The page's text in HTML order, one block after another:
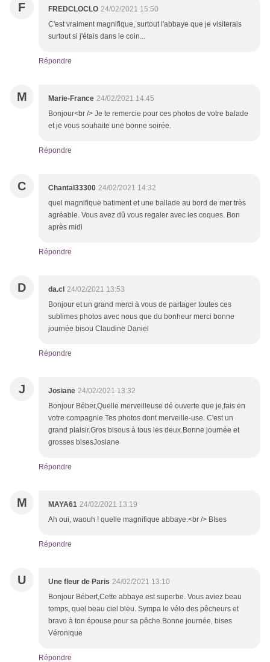
F FREDCLOCLO 24/02/2021 15:50
C'est vraiment magnifique, surtout l'abbaye que je visiterais
surtout si j'étais dans le coin...
Répondre
M Marie-France 24/02/2021 14:45
Bonjour<br /> Je te remercie pour ces photos de votre balade
et je vous souhaite une bonne soirée.
Répondre
C Chantal33300 24/02/2021 14:32
quel magnifique batiment et une ballade au bord de mer très
agréable. Vous avez dû vous regaler avec les coques. Bon
après midi
Répondre
D da.cl 24/02/2021 13:53
Bonjour et un grand merci à vous de partager toutes ces
sublimes photos avec nous que du bonheur merci bonne
journée bisou Claudine Daniel
Répondre
J Josiane 24/02/2021 13:32
Bonjour Béber,Quelle merveilleuse dé ouverte que je,fais en
votre compagnie.Tes photos dont merveille-use. C'est un
grand plaisir.Gros bisous à tous les deux.Bonne journée et
grosses bisesJosiane
Répondre
M MAYA61 24/02/2021 13:19
Ah oui, waouh ! quelle magnifique abbaye.<br /> BIses
Répondre
U Une fleur de Paris 24/02/2021 13:10
Bonjour Bébert,Cette abbaye est superbe. Vous aviez beau
temps, quel beau ciel bleu. Sympa le vélo des pêcheurs et
bravo à ton épouse pour sa pêche.Bonne journée, bises
Véronique
Répondre